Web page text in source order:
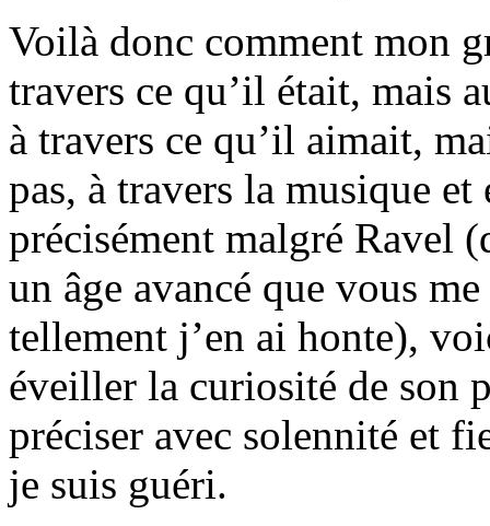
Voilà donc comment mon
travers ce qu’il était, mais
à travers ce qu’il aimait,
pas, à travers la musique
précisément malgré Ravel
un âge avancé que vous
tellement j’en ai honte),
éveiller la curiosité de son
préciser avec solennité et
je suis guéri.